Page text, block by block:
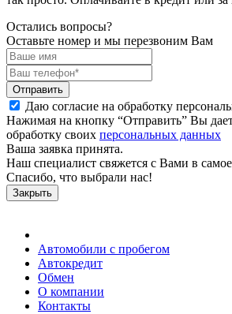
Остались вопросы?
Оставьте номер и мы перезвоним Вам
Отправить
Даю согласие на обработку
Нажимая на кнопку “Отправить” Вы
обработку своих персональных данных
Ваша заявка принята.
Наш специалист свяжется с Вами в
Спасибо, что выбрали нас!
Закрыть
Автомобили с пробегом
Автокредит
Обмен
О компании
Контакты